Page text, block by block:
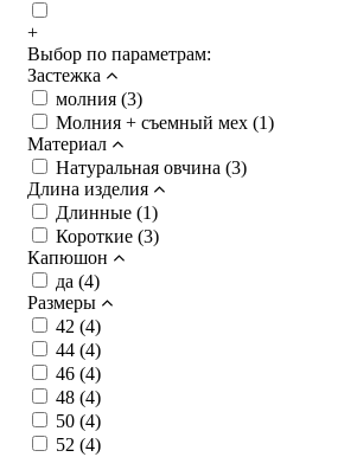
+
Выбор по параметрам:
Застежка
молния (3)
Молния + съемный мех (1)
Материал
Натуральная овчина (3)
Длина изделия
Длинные (1)
Короткие (3)
Капюшон
да (4)
Размеры
42 (4)
44 (4)
46 (4)
48 (4)
50 (4)
52 (4)